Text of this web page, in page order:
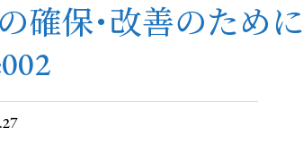
確保･改善のために